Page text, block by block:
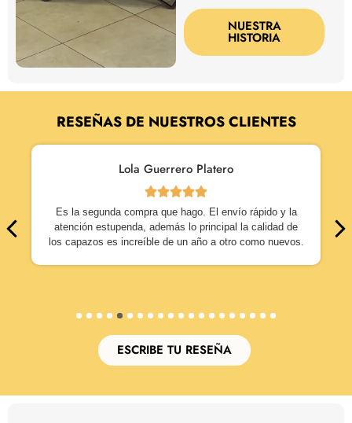
NUESTRA
HISTORIA
RESEÑAS DE NUESTROS CLIENTES
Lola Guerrero Platero
Es la segunda compra que hago. El envío rápido y la
atención estupenda, además lo principal la calidad de
los capazos es increíble de un año a otro como nuevos.
5 6 7 8 9 1011121314151617181920
ESCRIBE TU RESEÑA